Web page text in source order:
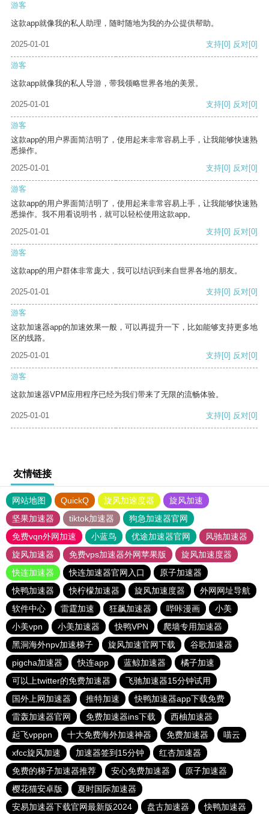
游客
这款app就像我的私人助理，随时随地为我的办公提供帮助。
2025-01-01 支持[0] 反对[0]
游客
这款app就像我的私人导游，带我领略世界各地的美景。
2025-01-01 支持[0] 反对[0]
游客
这款app的用户界面简洁明了，使用起来非常容易上手，让我能够快速熟
悉操作。
2025-01-01
支持[0] 反对[0]
游客
这款app的用户界面简洁明了，使用起来非常容易上手，让我能够快速熟
悉操作。我不用看说明书，就可以轻松使用这款app。
2025-01-01
支持[0] 反对[0]
游客
这款app的用户群体非常庞大，我可以结识到来自世界各地的朋友。
2025-01-01 支持[0] 反对[0]
游客
这款加速器app的加速效果一般，可以再提升一下，比如能够支持更多地
区的线路。
2025-01-01
支持[0] 反对[0]
游客
这款加速器VPM应用程序已经为我们带来了无限的流畅体验。
2025-01-01 支持[0] 反对[0]
友情链接
网站地图 QuickQ 旋风加速度器
旋风加速
坚果加速器
tiktok加速器
狗急加速器官网
免费vqn外网加速
小蓝鸟 优途加速器官网
风驰加速器
旋风加速器
免费vps加速器外网苹果版
旋风加速度器
快连加速器
快连加速器官网入口
原子加速器
快鸭加速器
快柠檬加速器 旋风加速度器
外网网址导航
软件中心
雷霆加速 狂飙加速器 哔咔漫画
小美
小美vpn
小美加速器 快鸭VPN
爬墙专用加速器
黑洞海外npv加速梯子
旋风加速官网下载
谷歌加速器
pigcha加速器
快连app 蓝鲸加速器
橘子加速
可以上twitter的免费加速器
飞驰加速器15分钟试用
国外上网加速器
推特加速
快鸭加速器app下载免费
雷轰加速器官网
免费加速器ins下载
西柚加速器
起飞vpppn
十大免费海外加速神器 免费加速器
喵云
xfcc旋风加速
加速器签到15分钟
红杏加速器
免费的梯子加速器推荐
安心免费加速器
原子加速器
樱花猫安卓版
夏时国际加速器
安易加速器下载官网最新版2024
盘古加速器 快鸭加速器